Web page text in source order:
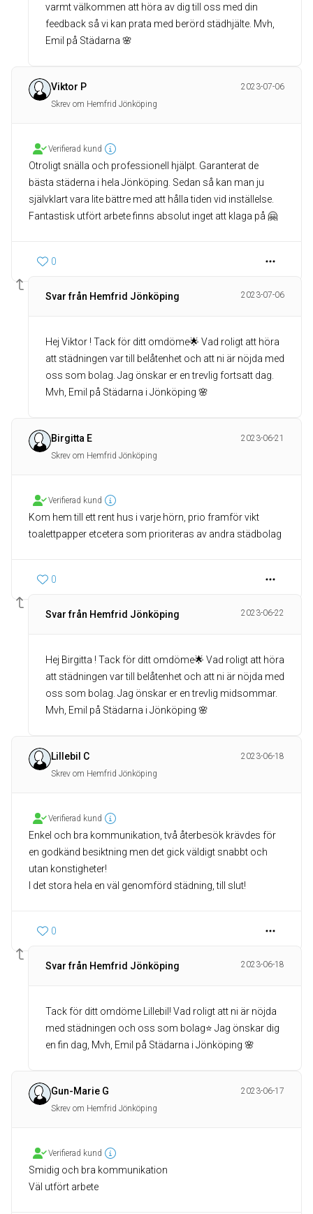
varmt välkommen att höra av dig till oss med din
feedback så vi kan prata med berörd städhjälte. Mvh,
Emil på Städarna 🌸
Viktor P
2023-07-06
Skrev om Hemfrid Jönköping
Verifierad kund
Otroligt snälla och professionell hjälpt. Garanterat de
bästa städerna i hela Jönköping. Sedan så kan man ju
självklart vara lite bättre med att hålla tiden vid inställelse.
Fantastisk utfört arbete finns absolut inget att klaga på 🤗
0
Svar från Hemfrid Jönköping 2023-07-06
Hej Viktor ! Tack för ditt omdöme🌟 Vad roligt att höra
att städningen var till belåtenhet och att ni är nöjda med
oss som bolag. Jag önskar er en trevlig fortsatt dag.
Mvh, Emil på Städarna i Jönköping 🌸
Birgitta E
2023-06-21
Skrev om Hemfrid Jönköping
Verifierad kund
Kom hem till ett rent hus i varje hörn, prio framför vikt
toalettpapper etcetera som prioriteras av andra städbolag
0
Svar från Hemfrid Jönköping 2023-06-22
Hej Birgitta ! Tack för ditt omdöme🌟 Vad roligt att höra
att städningen var till belåtenhet och att ni är nöjda med
oss som bolag. Jag önskar er en trevlig midsommar.
Mvh, Emil på Städarna i Jönköping 🌸
Lillebil C
2023-06-18
Skrev om Hemfrid Jönköping
Verifierad kund
Enkel och bra kommunikation, två återbesök krävdes för
en godkänd besiktning men det gick väldigt snabbt och
utan konstigheter!
I det stora hela en väl genomförd städning, till slut!
0
Svar från Hemfrid Jönköping 2023-06-18
Tack för ditt omdöme Lillebil! Vad roligt att ni är nöjda
med städningen och oss som bolag⭐️ Jag önskar dig
en fin dag, Mvh, Emil på Städarna i Jönköping 🌸
Gun-Marie G
2023-06-17
Skrev om Hemfrid Jönköping
Verifierad kund
Smidig och bra kommunikation
Väl utfört arbete